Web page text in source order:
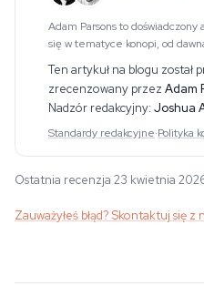
Adam Parsons to
się w tematyce konopi, od
etnobotanikę i powiązane
Ten artykuł na blogu został
zrecenzowany przez Adam
Nadzór redakcyjny: Joshua
Standardy redakcyjne·Polityka
Ostatnia recenzja 23 kwietnia
Zauważyłeś błąd? Skontaktuj się z